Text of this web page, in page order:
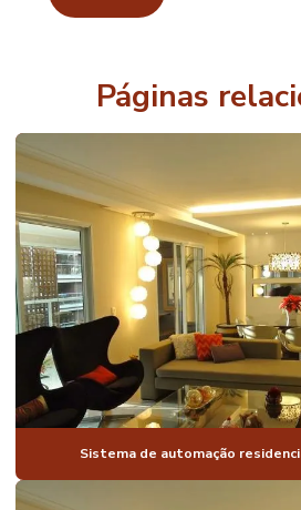
AUTOMAÇÃO
AUTOMAÇÃO
DE CASAS DE
ALTO PADRÃO
DE CASAS
INTELIGENTES
AUTOMAÇÃO
DE CASAS
LUXO
AUTOMAÇÃO
PARA CASAS
MODERNAS
AUTOMAÇÃO
DE CASAS
RESIDENCIAIS
AUTOMAÇÃO
COMANDO DE
Páginas
Sistema de automação